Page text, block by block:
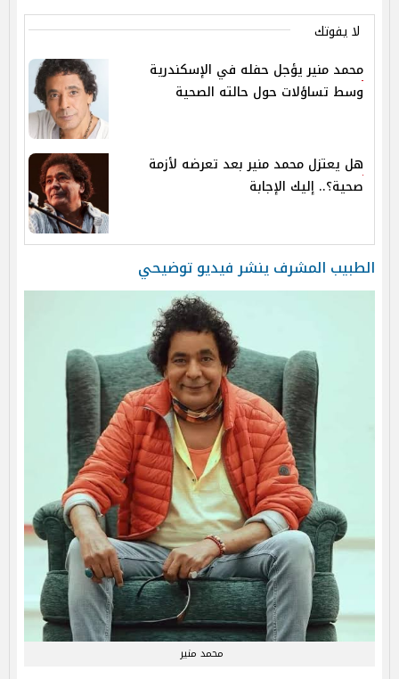
لا يفوتك
محمد منير يؤجل حفله في الإسكندرية
وسط تساؤلات حول حالته الصحية
هل يعتزل محمد منير بعد تعرضه لأزمة
صحية؟.. إليك الإجابة
الطبيب المشرف ينشر فيديو توضيحي
محمد منير